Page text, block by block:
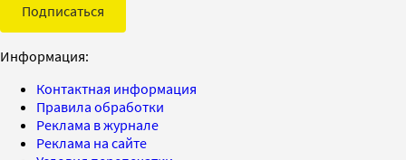
Подписаться
Информация:
Контактная информация
Правила обработки
Реклама в журнале
Реклама на сайте